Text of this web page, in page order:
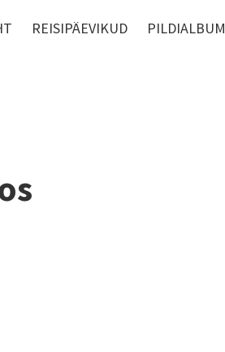
REISIPÄEVIKUD PILDIALBUM